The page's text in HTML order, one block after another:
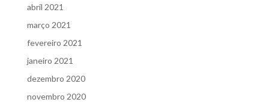
abril 2021
março 2021
fevereiro 2021
janeiro 2021
dezembro 2020
novembro 2020